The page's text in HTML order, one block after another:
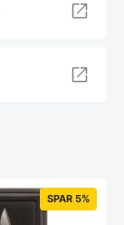
SPAR 5%